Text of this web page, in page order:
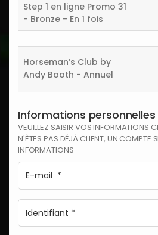
Step 1 en ligne Promo 31
- Bronze - En 1 fois
Horseman’s Club by
Andy Booth - Annuel
Informations personnelles
VEUILLEZ SAISIR VOS INFORMATIONS
N'ÊTES PAS DÉJÀ CLIENT, UN COMPTE
INFORMATIONS